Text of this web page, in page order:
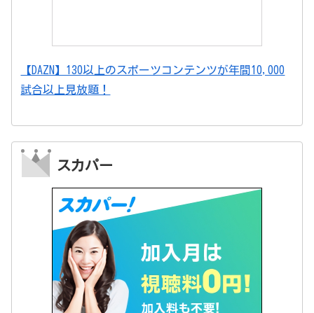
【DAZN】130以上のスポーツコンテンツが年間10,000
試合以上見放題！
スカパー